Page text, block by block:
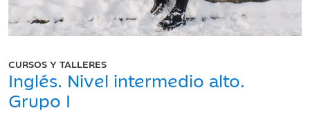
CURSOS Y TALLERES
Inglés. Nivel intermedio alto.
Grupo I